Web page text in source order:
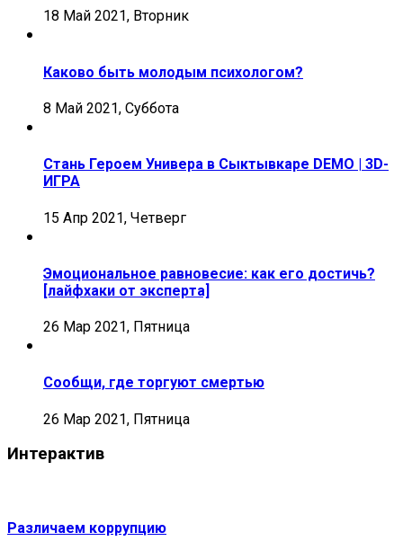
18 Май 2021, Вторник
Каково быть молодым психологом?
8 Май 2021, Суббота
Стань Героем Универа в Сыктывкаре DEMO | 3D-
ИГРА
15 Апр 2021, Четверг
Эмоциональное равновесие: как его достичь?
[лайфхаки от эксперта]
26 Мар 2021, Пятница
Сообщи, где торгуют смертью
26 Мар 2021, Пятница
Интерактив
Различаем коррупцию